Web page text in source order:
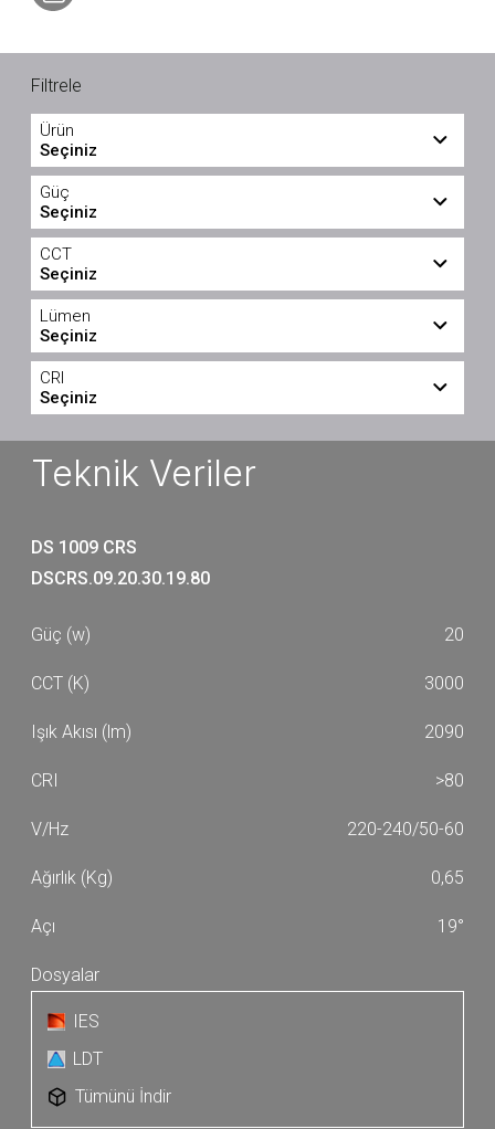
Filtrele
Ürün
Seçiniz
Güç
Seçiniz
20
CCT
Seçiniz
3000
4000
Lümen
Seçiniz
1850
1890
1970
2040
2200
2640
2690
2940
3000
CRI
Seçiniz
Teknik Veriler
DS 1009 CRS
DSCRS.09.20.30.19.80
20
3000
2090
>80
220-240/50-60
0,65
19°
IES
LDT
Tümünü İndir